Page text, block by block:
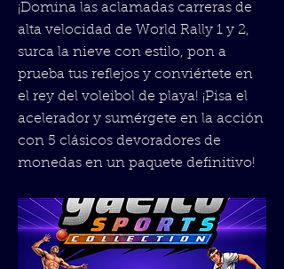
¡Domina las aclamadas carreras de
alta velocidad de World Rally 1 y 2,
surca la nieve con estilo, pon a
prueba tus reflejos y conviértete en
el rey del voleibol de playa! ¡Pisa el
acelerador y sumérgete en la acción
con 5 clásicos devoradores de
monedas en un paquete definitivo!